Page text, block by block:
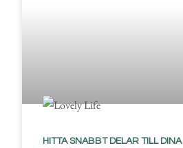
HITTA SNABBT DELAR TILL DINA